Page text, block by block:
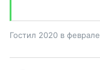
Гостил 2020 в феврале